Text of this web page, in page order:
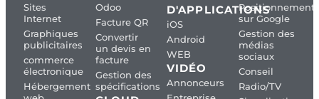
Sites
Internet
Graphiques
publicitaires
commerce
électronique
Hébergement
Odoo
Facture QR
Convertir
un devis en
facture
Gestion des
spécifications
D'APPLICATIONS
iOS
Android
WEB
VIDÉO
Annonceurs
Positionnement
sur Google
Gestion des
médias
sociaux
Conseil
Radio/TV